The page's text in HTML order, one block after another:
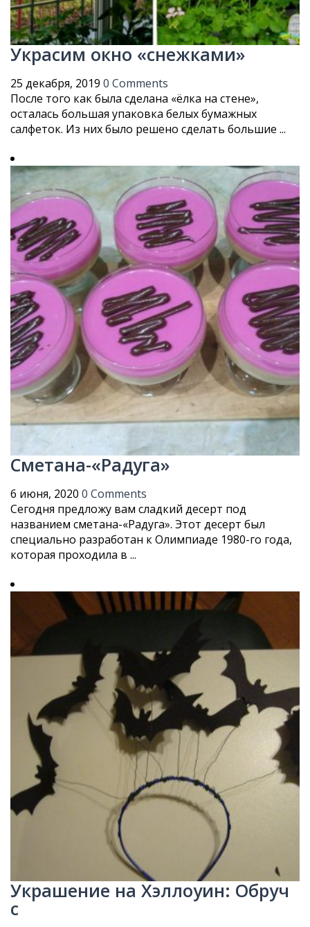
Украсим окно «снежками»
25 декабря, 2019 0 Comments
После того как была сделана «ёлка на стене»,
осталась большая упаковка белых бумажных
салфеток. Из них было решено сделать большие ...
Сметана-«Радуга»
6 июня, 2020 0 Comments
Сегодня предложу вам сладкий десерт под
названием сметана-«Радуга». Этот десерт был
специально разработан к Олимпиаде 1980-го года,
которая проходила в ...
Украшение на Хэллоуин: Обруч
с